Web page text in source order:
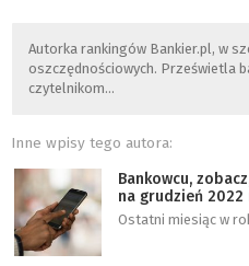
Autorka rankingów Bankier.pl, w
oszczędnościowych. Prześwietla
czytelnikom…
Inne wpisy tego autora:
Bankowcu,
na grudzień 2022
Ostatni miesiąc w